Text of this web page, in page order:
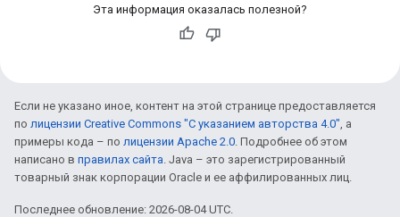
Эта информация оказалась полезной?
Если не указано иное, контент на этой странице предоставляется
по лицензии Creative Commons "С указанием авторства 4.0" , а
примеры кода – по лицензии Apache 2.0 . Подробнее об этом
написано в правилах сайта . Java – это зарегистрированный
товарный знак корпорации Oracle и ее аффилированных лиц.
Последнее обновление: 2026-08-04 UTC.